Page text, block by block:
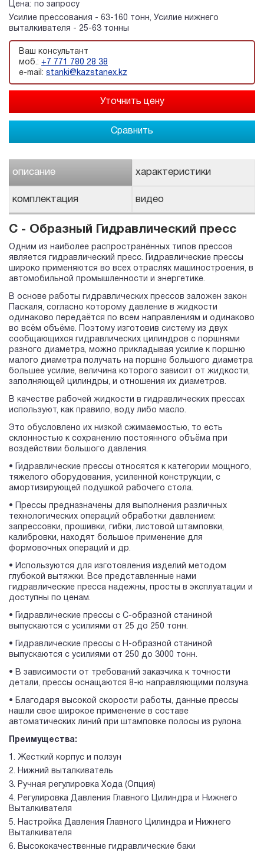
Цена:
по запросу
Усилие прессования - 63-160 тонн, Усилие нижнего
выталкивателя - 25-63 тонны
Ваш консультант
моб.: +7 771 780 28 38
e-mail: stanki@kazstanex.kz
Сравнить
описание характеристики
комплектация видео
С - Образный Гидравлический пресс
Одним из наиболее распространённых типов прессов
является гидравлический пресс. Гидравлические прессы
широко применяются во всех отраслях машиностроения, в
автомобильной промышленности и энергетике.
В основе работы гидравлических прессов заложен закон
Паскаля, согласно которому давление в жидкости
одинаково передаётся по всем направлениям и одинаково
во всём объёме. Поэтому изготовив систему из двух
сообщающихся гидравлических цилиндров с поршнями
разного диаметра, можно прикладывая усилие к поршню
малого диаметра получать на поршне большого диаметра
большее усилие, величина которого зависит от жидкости,
заполняющей цилиндры, и отношения их диаметров.
В качестве рабочей жидкости в гидравлических прессах
используют, как правило, воду либо масло.
Это обусловлено их низкой сжимаемостью, то есть
склонностью к сохранению постоянного объёма при
воздействии большого давления.
• Гидравлические прессы относятся к категории мощного,
тяжелого оборудования, усиленной конструкции, с
амортизирующей подушкой рабочего стола.
• Прессы предназначены для выполнения различных
технологических операций обработки давлением:
запрессовки, прошивки, гибки, листовой штамповки,
калибровки, находят большое применение для
формовочных операций и др.
• Используются для изготовления изделий методом
глубокой вытяжки. Все представленные нами
гидравлические пресса надежны, просты в эксплуатации и
доступны по ценам.
• Гидравлические прессы с С-образной станиной
выпускаются с усилиями от 25 до 250 тонн.
• Гидравлические прессы с Н-образной станиной
выпускаются с усилиями от 250 до 3000 тонн.
• В зависимости от требований заказчика к точности
детали, прессы оснащаются 8-ю направляющими ползуна.
• Благодаря высокой скорости работы, данные прессы
нашли свое широкое применение в составе
автоматических линий при штамповке полосы из рулона.
Преимущества:
Жесткий корпус и ползун
Нижний выталкиватель
Ручная регулировка Хода (Опция)
Регулировка Давления Главного Цилиндра и Нижнего
Выталкивателя
Настройка Давления Главного Цилиндра и Нижнего
Выталкивателя
Высококачественные гидравлические баки